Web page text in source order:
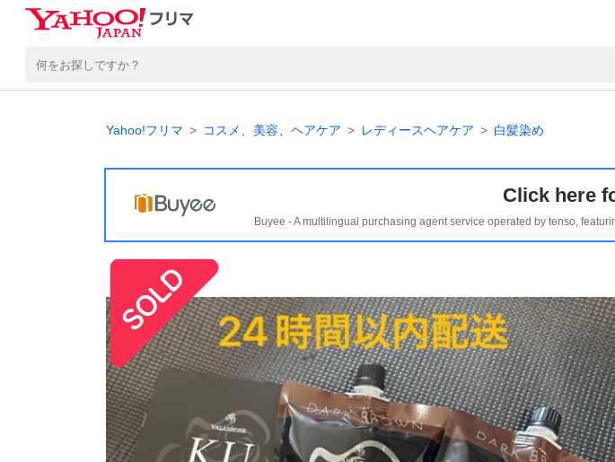
Yahoo!フリマ コスメ、美容、ヘアケア レディースヘアケア 白髪染め
Click here
Buyee - A multilingual purchasing agent service operated by tenso,